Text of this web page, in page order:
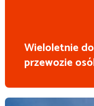
Wieloletnie
przewozie